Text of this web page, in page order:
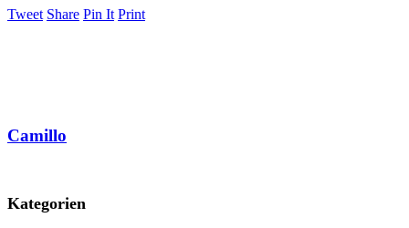
Tweet Share Pin It Print
Camillo
Kategorien